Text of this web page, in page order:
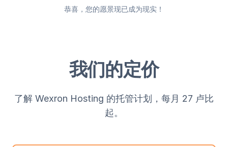
恭喜，您的愿景现已成为现实！
我们的定价
了解 Wexron Hosting 的托管计划，每月 27 卢比
起。